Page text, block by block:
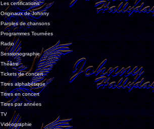
Les certifications
Originaux de Johnny
Paroles de chansons
Programmes Tournées
Radio
Sessionographie
Théâtre
Tickets de concert
Titres alphabétique
Titres en concert
Titres par années
TV
Vidéographie